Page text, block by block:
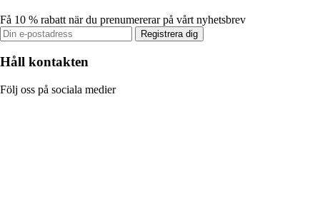
Få 10 % rabatt när du prenumererar på vårt nyhetsbrev
Registrera dig
Håll kontakten
Följ oss på sociala medier